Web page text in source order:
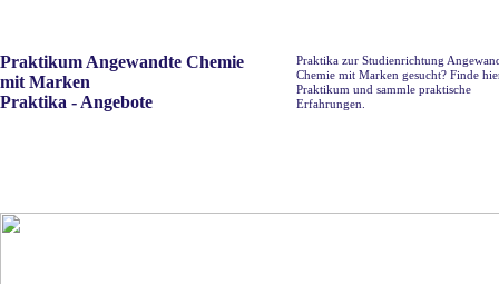
Praktikum Angewandte Chemie
mit Marken
Praktika - Angebote
Praktika zur Studienrichtung
Chemie mit Marken gesucht? Finde
Praktikum und sammle praktische
Erfahrungen.